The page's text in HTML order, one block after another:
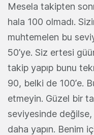
Mesela takipten
hala 100 olmadı.
muhtemelen bu
50’ye. Siz ertesi
takip yapıp bunu
90, belki de 100’e.
etmeyin. Güzel bir
seviyesinde
daha yapın. Benim